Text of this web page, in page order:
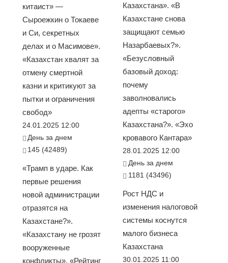
китаист» —
Сыроежкин о Токаеве
и Си, секретных
делах и о Масимове».
«Казахстан хвалят за
отмену смертной
казни и критикуют за
пытки и ограничения
свобод»
24.01.2025 12:00
День за днем
145 (42489)
«Трамп в ударе. Как
первые решения
новой администрации
отразятся на
Казахстане?».
«Казахстану не грозят
вооруженные
конфликты». «Рейтинг
Казахстана». «В
Казахстане снова
защищают семью
Назарбаевых?».
«Безусловный
базовый доход:
почему
заволновались
адепты «старого»
Казахстана?». «Эхо
кровавого Кантара»
28.01.2025 12:00
День за днем
1181 (43496)
Рост НДС и
изменения налоговой
системы коснутся
малого бизнеса
Казахстана
30.01.2025 11:00